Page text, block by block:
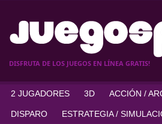
DISFRUTA DE LOS JUEGOS EN LÍNEA GRATIS!
2 JUGADORES 3D ACCIÓN /
DISPARO ESTRATEGIA /